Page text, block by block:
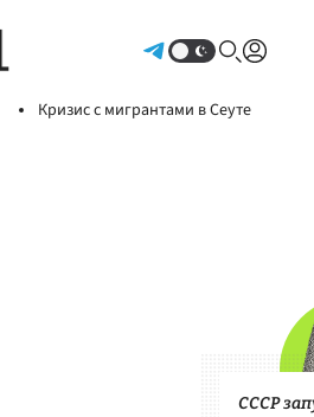
Кризис с мигрантами в Сеуте
СССР